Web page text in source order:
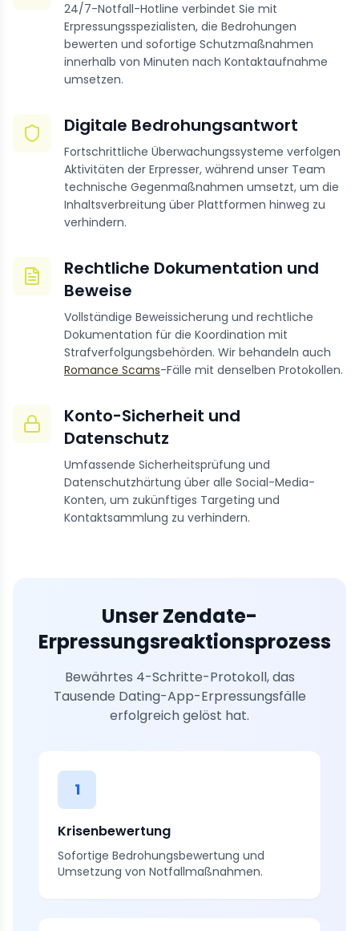
24/7-Notfall-Hotline verbindet Sie mit
Erpressungsspezialisten, die Bedrohungen
bewerten und sofortige Schutzmaßnahmen
innerhalb von Minuten nach Kontaktaufnahme
umsetzen.
Digitale Bedrohungsantwort
Fortschrittliche Überwachungssysteme verfolgen
Aktivitäten der Erpresser, während unser Team
technische Gegenmaßnahmen umsetzt, um die
Inhaltsverbreitung über Plattformen hinweg zu
verhindern.
Rechtliche Dokumentation und
Beweise
Vollständige Beweissicherung und rechtliche
Dokumentation für die Koordination mit
Strafverfolgungsbehörden. Wir behandeln auch
Romance Scams-Fälle mit denselben Protokollen.
Konto-Sicherheit und
Datenschutz
Umfassende Sicherheitsprüfung und
Datenschutzhärtung über alle Social-Media-
Konten, um zukünftiges Targeting und
Kontaktsammlung zu verhindern.
Unser Zendate-
Erpressungsreaktionsprozess
Bewährtes 4-Schritte-Protokoll, das
Tausende Dating-App-Erpressungsfälle
erfolgreich gelöst hat.
1
Krisenbewertung
Sofortige Bedrohungsbewertung und
Umsetzung von Notfallmaßnahmen.